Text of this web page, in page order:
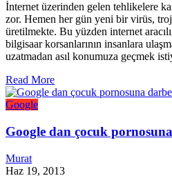
İnternet üzerinden gelen tehlikelere
zor. Hemen her gün yeni bir virüs,
üretilmekte. Bu yüzden internet
bilgisaar korsanlarının insanlara
uzatmadan asıl konumuza geçmek
Read More
Google
Google dan çocuk
Murat
Haz 19, 2013